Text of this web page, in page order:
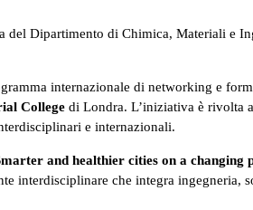
del Dipartimento di Chimica, Materiali e
internazionale di networking e
College di Londra. L’iniziativa è rivolta
e internazionali.
and healthier cities on a changing
interdisciplinare che integra ingegneria,